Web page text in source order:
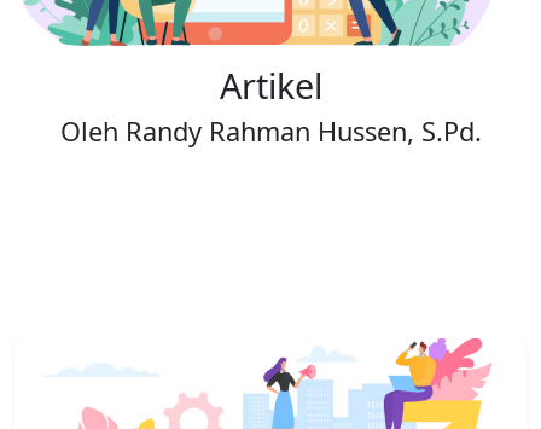
Artikel
Oleh Randy Rahman Hussen, S.Pd.